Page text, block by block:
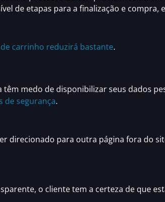
de etapas para a finalização e compra,
carrinho reduzirá bastante.
medo de disponibilizar seus dados
de segurança.
direcionado para outra página fora do
, o cliente tem a certeza de que